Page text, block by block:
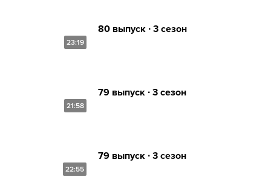
23:19
80 выпуск ∙ 3 сезон
21:58
79 выпуск ∙ 3 сезон
22:55
79 выпуск ∙ 3 сезон